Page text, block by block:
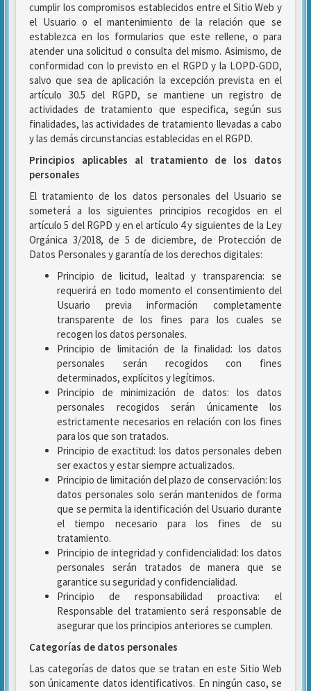
cumplir los compromisos establecidos entre el Sitio Web y
el Usuario o el mantenimiento de la relación que se
establezca en los formularios que este rellene, o para
atender una solicitud o consulta del mismo. Asimismo, de
conformidad con lo previsto en el RGPD y la LOPD-GDD,
salvo que sea de aplicación la excepción prevista en el
artículo 30.5 del RGPD, se mantiene un registro de
actividades de tratamiento que especifica, según sus
finalidades, las actividades de tratamiento llevadas a cabo
y las demás circunstancias establecidas en el RGPD.
Principios aplicables al tratamiento de los datos
personales
El tratamiento de los datos personales del Usuario se
someterá a los siguientes principios recogidos en el
artículo 5 del RGPD y en el artículo 4 y siguientes de la Ley
Orgánica 3/2018, de 5 de diciembre, de Protección de
Datos Personales y garantía de los derechos digitales:
Principio de licitud, lealtad y transparencia: se
requerirá en todo momento el consentimiento del
Usuario previa información completamente
transparente de los fines para los cuales se
recogen los datos personales.
Principio de limitación de la finalidad: los datos
personales serán recogidos con fines
determinados, explícitos y legítimos.
Principio de minimización de datos: los datos
personales recogidos serán únicamente los
estrictamente necesarios en relación con los fines
para los que son tratados.
Principio de exactitud: los datos personales deben
ser exactos y estar siempre actualizados.
Principio de limitación del plazo de conservación: los
datos personales solo serán mantenidos de forma
que se permita la identificación del Usuario durante
el tiempo necesario para los fines de su
tratamiento.
Principio de integridad y confidencialidad: los datos
personales serán tratados de manera que se
garantice su seguridad y confidencialidad.
Principio de responsabilidad proactiva: el
Responsable del tratamiento será responsable de
asegurar que los principios anteriores se cumplen.
Categorías de datos personales
Las categorías de datos que se tratan en este Sitio Web
son únicamente datos identificativos. En ningún caso, se